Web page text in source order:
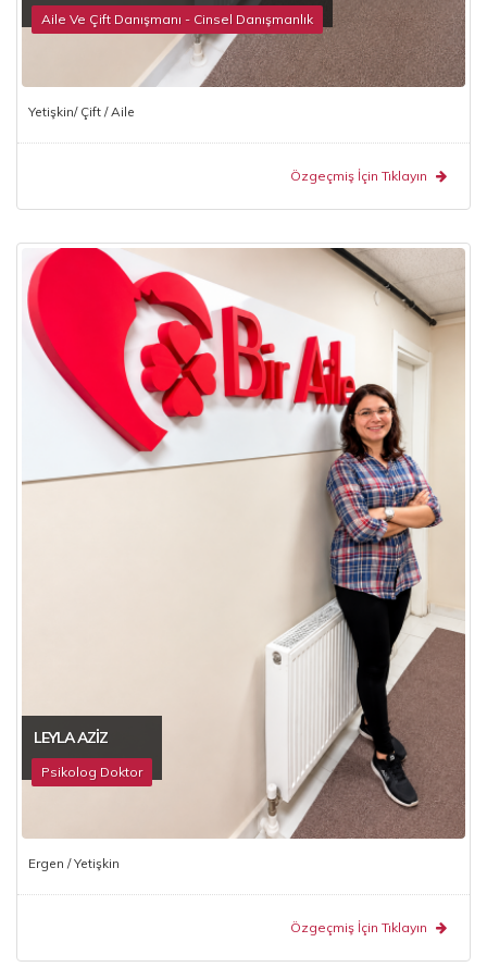
Aile Ve Çift Danışmanı - Cinsel Danışmanlık
Yetişkin/ Çift / Aile
Özgeçmiş İçin Tıklayın
LEYLA AZIZ
Psikolog Doktor
Ergen / Yetişkin
Özgeçmiş İçin Tıklayın